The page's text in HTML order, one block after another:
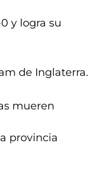
y logra su
de Inglaterra.
mueren
provincia